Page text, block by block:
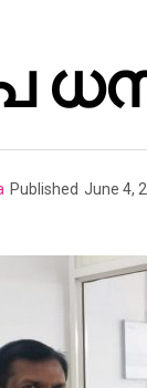
Published June 4,